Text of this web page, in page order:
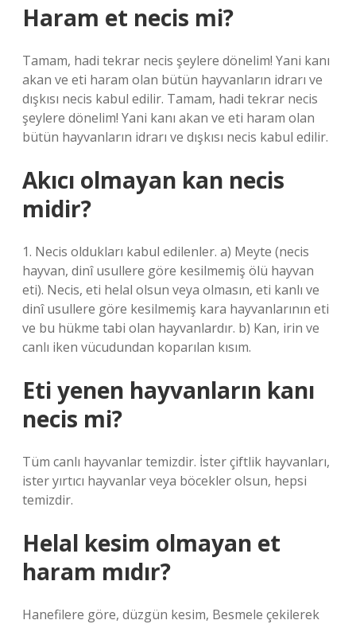
Haram et necis mi?
Tamam, hadi tekrar necis şeylere dönelim! Yani kanı
akan ve eti haram olan bütün hayvanların idrarı ve
dışkısı necis kabul edilir. Tamam, hadi tekrar necis
şeylere dönelim! Yani kanı akan ve eti haram olan
bütün hayvanların idrarı ve dışkısı necis kabul edilir.
Akıcı olmayan kan necis
midir?
1. Necis oldukları kabul edilenler. a) Meyte (necis
hayvan, dinî usullere göre kesilmemiş ölü hayvan
eti). Necis, eti helal olsun veya olmasın, eti kanlı ve
dinî usullere göre kesilmemiş kara hayvanlarının eti
ve bu hükme tabi olan hayvanlardır. b) Kan, irin ve
canlı iken vücudundan koparılan kısım.
Eti yenen hayvanların kanı
necis mi?
Tüm canlı hayvanlar temizdir. İster çiftlik hayvanları,
ister yırtıcı hayvanlar veya böcekler olsun, hepsi
temizdir.
Helal kesim olmayan et
haram mıdır?
Hanefilere göre, düzgün kesim, Besmele çekilerek